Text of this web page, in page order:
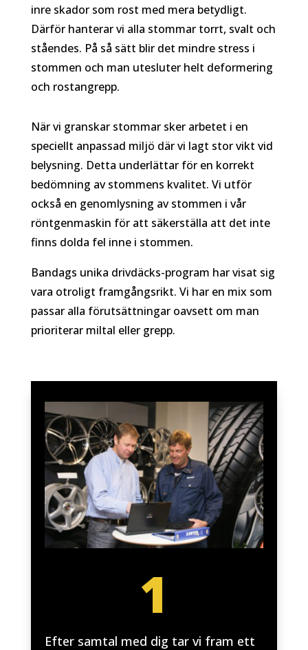
inre skador som rost med mera betydligt.
Därför hanterar vi alla stommar torrt, svalt och
ståendes. På så sätt blir det mindre stress i
stommen och man utesluter helt deformering
och rostangrepp.
När vi granskar stommar sker arbetet i en
speciellt anpassad miljö där vi lagt stor vikt vid
belysning. Detta underlättar för en korrekt
bedömning av stommens kvalitet. Vi utför
också en genomlysning av stommen i vår
röntgenmaskin för att säkerställa att det inte
finns dolda fel inne i stommen.
Bandags unika drivdäcks-program har visat sig
vara otroligt framgångsrikt. Vi har en mix som
passar alla förutsättningar oavsett om man
prioriterar miltal eller grepp.
1
Efter samtal med dig tar vi fram ett